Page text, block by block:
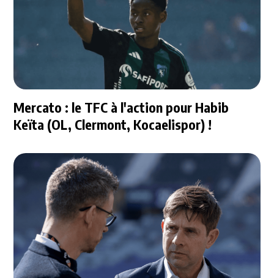
Mercato : le TFC à l'action pour Habib
Keïta (OL, Clermont, Kocaelispor) !